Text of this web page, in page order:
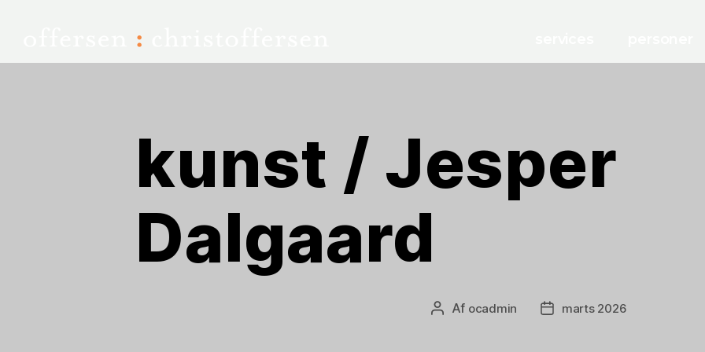
kunst / Jesper
Dalgaard
Af ocadmin marts 2026